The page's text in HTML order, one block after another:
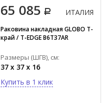
65 085 ИТАЛИЯ
Раковина накладная GLOBO Т-
край / T-EDGE B6T37AR
Размеры (ШГВ), см:
37 x 37 x 16
Купить в 1 клик